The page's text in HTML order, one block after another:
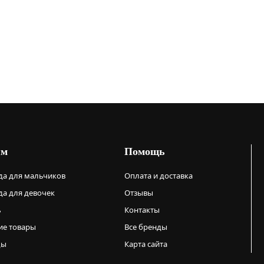
для мальчиков
для девочек
товары
Помощь
Оплата и доставка
Отзывы
Контакты
Все бренды
Карта сайта